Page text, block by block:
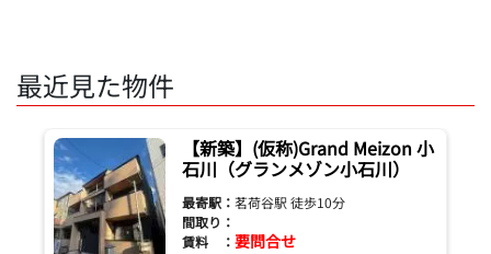
最近見た物件
【新築】(仮称)Grand Meizon 小
石川（グランメゾン小石川）
最寄駅： 茗荷谷駅 徒歩10分
間取り：
賃料 ： 要問合せ